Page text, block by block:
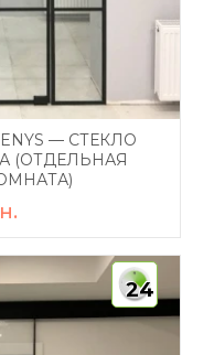
— СТЕКЛО
(ОТДЕЛЬНАЯ
24